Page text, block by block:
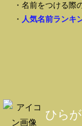
・名前をつける際
・ 人気名前ランキ
ひら